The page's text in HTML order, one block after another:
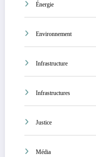
Énergie
Environnement
Infrastructure
Infrastructures
Justice
Média